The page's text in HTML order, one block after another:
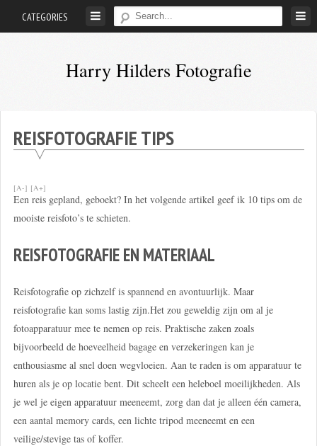
CATEGORIES
Harry Hilders Fotografie
Hilders
REISFOTOGRAFIE TIPS
[A-] [A+]
Een reis gepland, geboekt? In het volgende artikel geef ik 10 tips om de
mooiste reisfoto’s te schieten.
REISFOTOGRAFIE EN MATERIAAL
Reisfotografie op zichzelf is spannend en avontuurlijk. Maar
reisfotografie kan soms lastig zijn.Het zou geweldig zijn om al je
fotoapparatuur mee te nemen op reis. Praktische zaken zoals
bijvoorbeeld de hoeveelheid bagage en verzekeringen kan je
enthousiasme al snel doen wegvloeien. Aan te raden is om apparatuur te
huren als je op locatie bent. Dit scheelt een heleboel moeilijkheden. Als
je wel je eigen apparatuur meeneemt, zorg dan dat je alleen één camera,
een aantal memory cards, een lichte tripod meeneemt en een
veilige/stevige tas of koffer.